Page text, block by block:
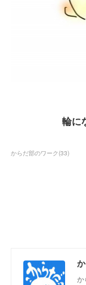
輪に
からだ部のワーク (33)
か